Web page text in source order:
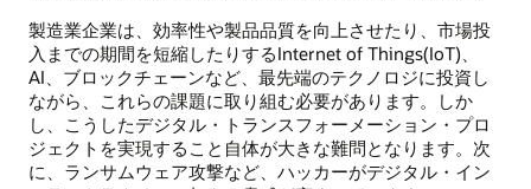
製造業企業は、効率性や製品品質を向上させたり、市場投
入までの期間を短縮したりするInternet of Things(IoT)、
AI、ブロックチェーンなど、最先端のテクノロジに投資し
ながら、これらの課題に取り組む必要があります。しか
し、こうしたデジタル・トランスフォーメーション・プロ
ジェクトを実現すること自体が大きな難問となります。次
に、ランサムウェア攻撃など、ハッカーがデジタル・イン